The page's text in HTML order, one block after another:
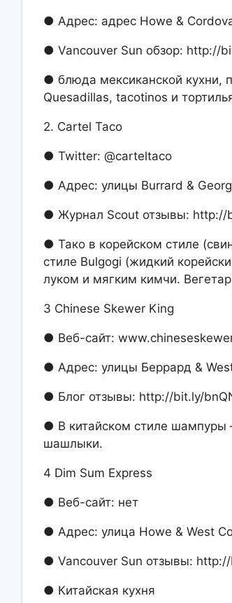
● Адрес: адрес Howe &
● Vancouver Sun обзор: http://
● блюда мексиканской кухни,
Quesadillas, tacotinos и
2. Cartel Taco
● Twitter: @carteltaco
● Адрес: улицы Burrard &
● Журнал Scout отзывы: http://
● Тако в корейском стиле
стиле Bulgogi (жидкий
луком и мягким кимчи.
3 Chinese Skewer King
● Веб-сайт:
● Адрес: улицы Беррард &
● Блог отзывы: http://bit.ly/
● В китайском стиле шампуры
шашлыки.
4 Dim Sum Express
● Веб-сайт: нет
● Адрес: улица Howe & West
● Vancouver Sun отзывы:
● Китайская кухня